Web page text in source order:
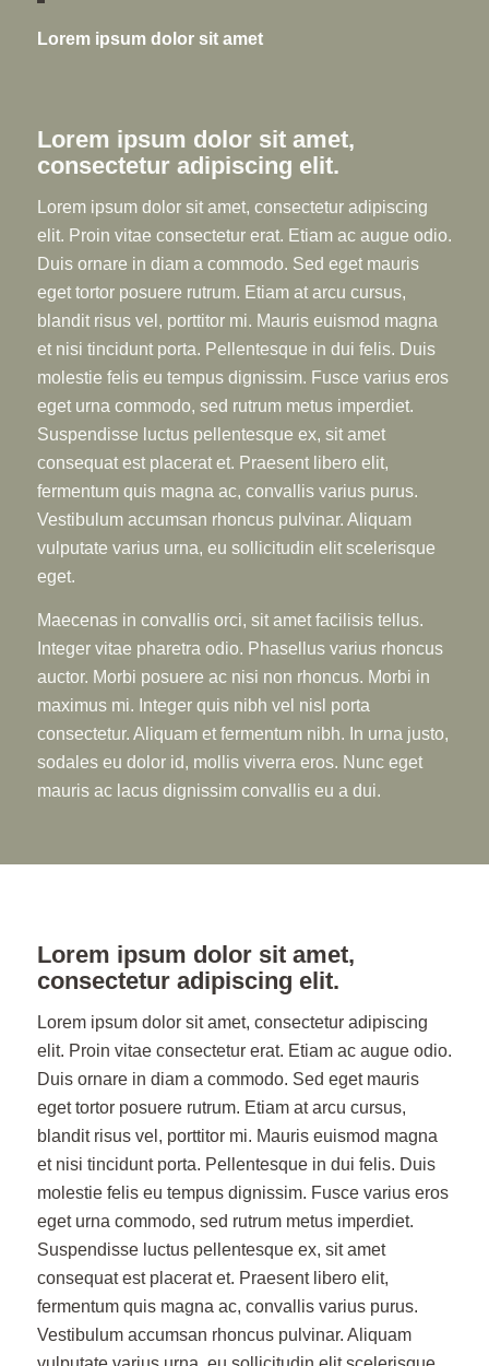
Lorem ipsum dolor sit amet
Lorem ipsum dolor sit amet,
consectetur adipiscing elit.
Lorem ipsum dolor sit amet, consectetur adipiscing
elit. Proin vitae consectetur erat. Etiam ac augue odio.
Duis ornare in diam a commodo. Sed eget mauris
eget tortor posuere rutrum. Etiam at arcu cursus,
blandit risus vel, porttitor mi. Mauris euismod magna
et nisi tincidunt porta. Pellentesque in dui felis. Duis
molestie felis eu tempus dignissim. Fusce varius eros
eget urna commodo, sed rutrum metus imperdiet.
Suspendisse luctus pellentesque ex, sit amet
consequat est placerat et. Praesent libero elit,
fermentum quis magna ac, convallis varius purus.
Vestibulum accumsan rhoncus pulvinar. Aliquam
vulputate varius urna, eu sollicitudin elit scelerisque
eget.
Maecenas in convallis orci, sit amet facilisis tellus.
Integer vitae pharetra odio. Phasellus varius rhoncus
auctor. Morbi posuere ac nisi non rhoncus. Morbi in
maximus mi. Integer quis nibh vel nisl porta
consectetur. Aliquam et fermentum nibh. In urna justo,
sodales eu dolor id, mollis viverra eros. Nunc eget
mauris ac lacus dignissim convallis eu a dui.
Lorem ipsum dolor sit amet,
consectetur adipiscing elit.
Lorem ipsum dolor sit amet, consectetur adipiscing
elit. Proin vitae consectetur erat. Etiam ac augue odio.
Duis ornare in diam a commodo. Sed eget mauris
eget tortor posuere rutrum. Etiam at arcu cursus,
blandit risus vel, porttitor mi. Mauris euismod magna
et nisi tincidunt porta. Pellentesque in dui felis. Duis
molestie felis eu tempus dignissim. Fusce varius eros
eget urna commodo, sed rutrum metus imperdiet.
Suspendisse luctus pellentesque ex, sit amet
consequat est placerat et. Praesent libero elit,
fermentum quis magna ac, convallis varius purus.
Vestibulum accumsan rhoncus pulvinar. Aliquam